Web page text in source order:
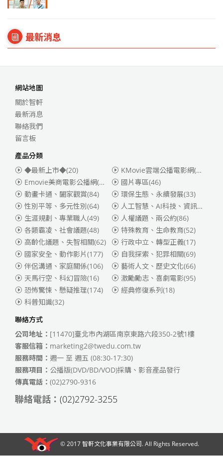
最新消息
網站地圖
關於智軒
最新消息
聯絡我們
留言板
產品分類
◆最新上市◆(20)
KMovie雲端公播電影網(迪士尼、福斯、索尼)
Emovie美商電影公播網(華納)
(186)
國片專區(46)
動畫卡通、闔家觀賞(84) 環保生態、永續發展(33)
性別平等、多元性別(64) 人工智慧、AI科技、資訊安全
生涯規劃、專業職人(49) 人權議題、兩公約(86)
各類霸凌、社會議題(48) 特殊教育、生命教育(52)
高齡化議題、失智相關(62) 行政中立、轉型正義(17)
國家安全、動作影片(177) 自我探索、犯罪相關(69)
伴侶溝通、家庭關係(106) 藝術人文、歷史文化(66)
天馬行空、科幻冒險(16) 激勵勵志、喜劇電影(95)
恐怖驚悚、懸疑推理(174) 經典修復系列(18)
科普知識(32)
聯絡方式
公司地址： [11470]臺北市內湖區南京東路六段350-2號1樓
客服信箱： marketing2@twedu.com.tw
服務時間： 週一 至 週五 (08:30-17:30)
服務項目： 公播版(DVD/BD/VOD)採購、影音產品發行
傳真電話： (02)2790-9316
聯絡電話： (02)2792-3255
© 2017智軒文化事業有限公司. All Rights Reserved.